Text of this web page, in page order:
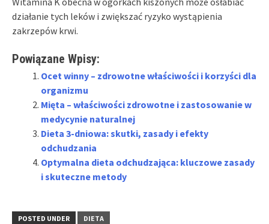
działanie tych leków i zwiększać ryzyko wystąpienia
zakrzepów krwi.
Powiązane Wpisy:
Ocet winny – zdrowotne właściwości i korzyści dla
organizmu
Mięta – właściwości zdrowotne i zastosowanie w
medycynie naturalnej
Dieta 3-dniowa: skutki, zasady i efekty
odchudzania
Optymalna dieta odchudzająca: kluczowe zasady
i skuteczne metody
POSTED UNDER DIETA